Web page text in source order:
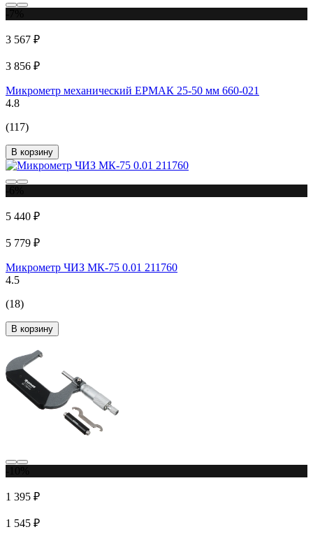
3 567 ₽
3 856 ₽
Микрометр механический ЕРМАК 25-50 мм 660-021
4.8
(117)
В корзину
5 440 ₽
5 779 ₽
Микрометр ЧИЗ МК-75 0.01 211760
4.5
(18)
В корзину
1 395 ₽
1 545 ₽